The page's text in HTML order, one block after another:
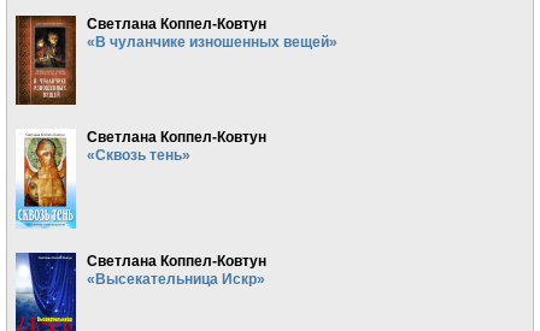
Светлана Коппел-Ковтун
«В чуланчике изношенных вещей»
Светлана Коппел-Ковтун
«Сквозь тень»
Светлана Коппел-Ковтун
«Высекательница Искр»